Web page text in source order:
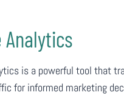
Analytics
is a powerful tool that
for informed marketing